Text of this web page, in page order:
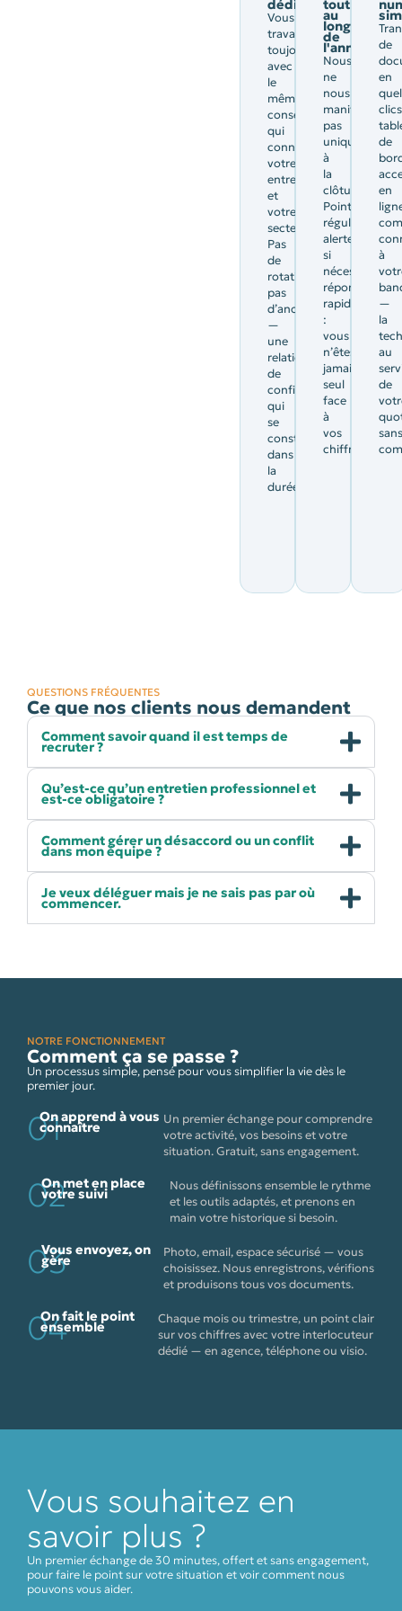
dédié
Vous
travaillez
toujours
avec
le
même
conseiller,
qui
connaît
votre
entreprise
et
votre
secteur.
Pas
de
rotation,
pas
d’anonymat
—
une
relation
de
confiance
qui
se
construit
dans
la
durée.
tout
au
long
de
l'année
Nous
ne
nous
manifestons
pas
uniquement
à
la
clôture.
Points
réguliers,
alertes
si
nécessaire,
réponses
rapides
:
vous
n’êtes
jamais
seul
face
à
vos
chiffres.
de
en
de
en
à
—
la
au
de
sans
QUESTIONS FRÉQUENTES
Ce que nos clients nous demandent
Comment savoir quand il est temps de
recruter ?
Qu’est-ce qu’un entretien professionnel et
est-ce obligatoire ?
Comment gérer un désaccord ou un conflit
dans mon équipe ?
Je veux déléguer mais je ne sais pas par où
commencer.
NOTRE FONCTIONNEMENT
Comment ça se passe ?
Un processus simple, pensé pour vous simplifier la vie dès le
premier jour.
01
On apprend à vous
connaître
Un premier échange pour comprendre
votre activité, vos besoins et votre
situation. Gratuit, sans engagement.
02
On met en place
votre suivi
Nous définissons ensemble le rythme
et les outils adaptés, et prenons en
main votre historique si besoin.
03
Vous envoyez, on
gère
Photo, email, espace sécurisé — vous
choisissez. Nous enregistrons, vérifions
et produisons tous vos documents.
04
On fait le point
ensemble
Chaque mois ou trimestre, un point clair
sur vos chiffres avec votre interlocuteur
dédié — en agence, téléphone ou visio.
Vous souhaitez en
savoir plus ?
Un premier échange de 30 minutes, offert et sans engagement,
pour faire le point sur votre situation et voir comment nous
pouvons vous aider.